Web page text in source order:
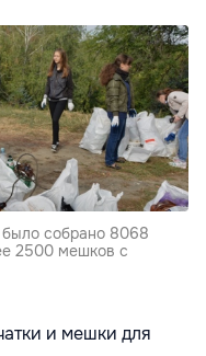
было собрано 8068
2500 мешков с
и мешки для